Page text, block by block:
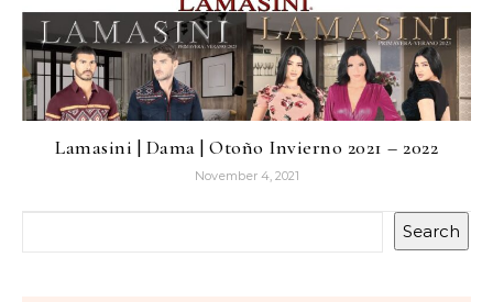
Lamasini | Dama | Otoño Invierno 2021 – 2022
November 4, 2021
Search